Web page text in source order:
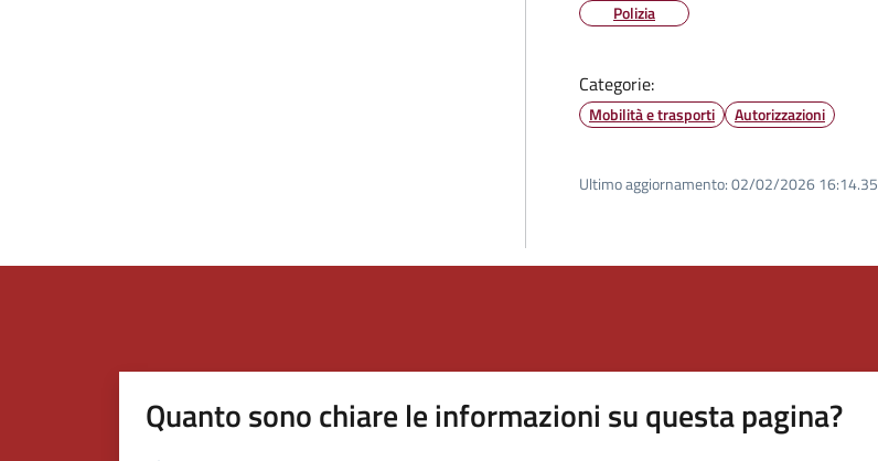
Polizia
Categorie:
Mobilità e trasporti Autorizzazioni
Ultimo aggiornamento:02/02/2026 16:14.35
Quanto sono chiare le informazioni su questa pagina?